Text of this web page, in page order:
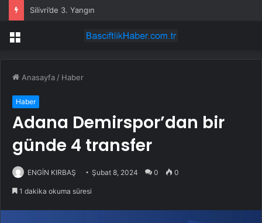
Silivri’de 3. Yangın
Menü
Anasayfa / Haber
Haber
Adana Demirspor’dan bir
günde 4 transfer
ENGİN KIRBAŞ Şubat 8, 2024 0 0
1 dakika okuma süresi